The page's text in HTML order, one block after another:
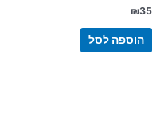
₪35
הוספה לסל